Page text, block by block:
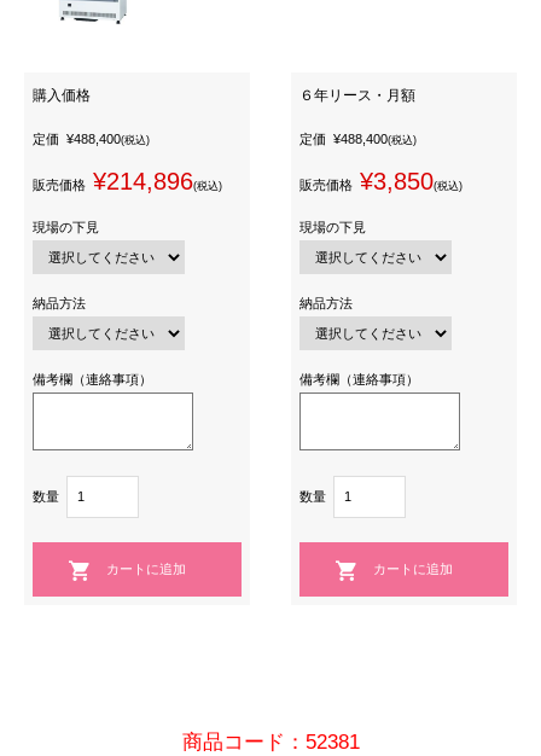
購入価格
定価 ¥488,400(税込)
販売価格 ¥214,896(税込)
現場の下見
納品方法
備考欄（連絡事項）
数量
６年リース・月額
定価 ¥488,400(税込)
販売価格 ¥3,850(税込)
現場の下見
納品方法
備考欄（連絡事項）
数量
商品コード：52381